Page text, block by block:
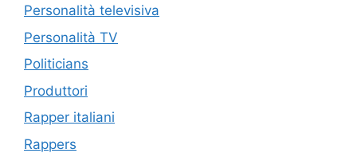
Personalità televisiva
Personalità TV
Politicians
Produttori
Rapper italiani
Rappers